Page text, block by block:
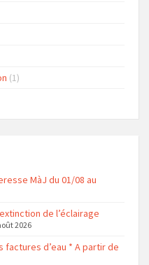
(1)
MàJ du 01/08 au
de l’éclairage
2026
factures d’eau * A partir de